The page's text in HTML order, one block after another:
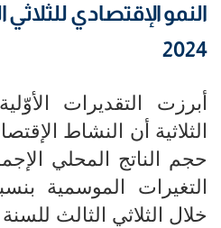
النمو الإقتصادي
2024
أبرزت التقديرات
الثلاثية أن النشاط
حجم الناتج المحلي
خلال الثلاثي الثالث